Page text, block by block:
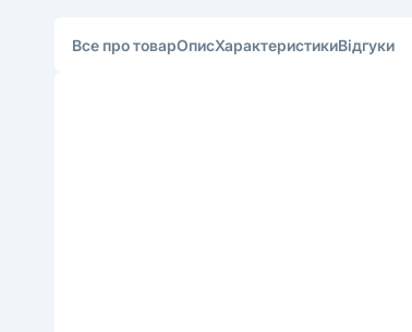
Все про товарОписХарактеристикиВідгуки